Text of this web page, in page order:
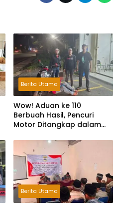
Berita Utama
Wow! Aduan ke 110
Berbuah Hasil, Pencuri
Motor Ditangkap dalam
Berita Utama